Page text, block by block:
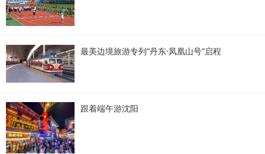
最美边境旅游专列“丹东·凤凰山号”启程
跟着端午游沈阳